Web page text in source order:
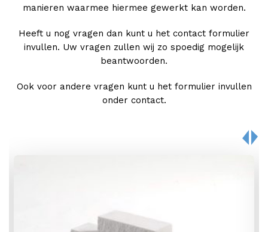
manieren waarmee hiermee gewerkt kan worden.
Heeft u nog vragen dan kunt u het contact formulier
invullen. Uw vragen zullen wij zo spoedig mogelijk
beantwoorden.
Ook voor andere vragen kunt u het formulier invullen
onder contact.